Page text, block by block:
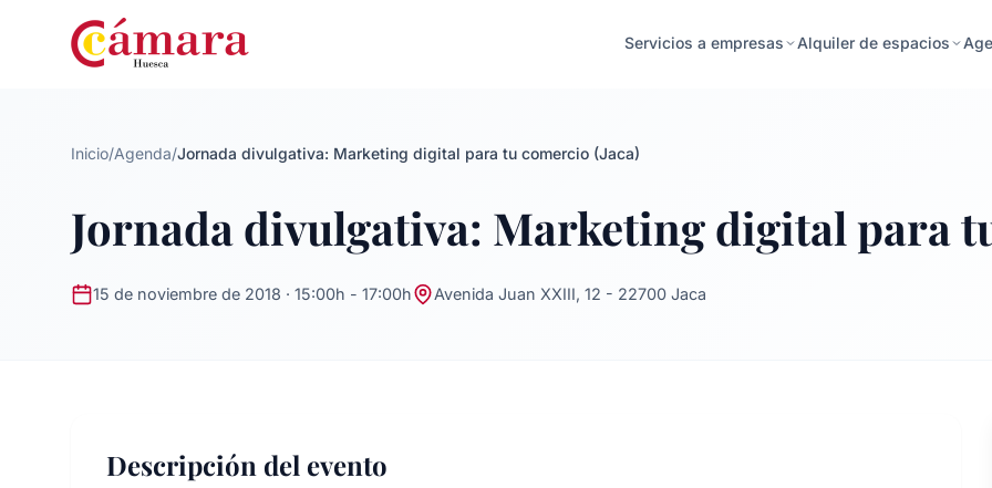
Servicios a empresas Alquiler de espacios
Inicio/Agenda/Jornada divulgativa: Marketing digital para tu comercio (Jaca)
Jornada divulgativa: Marketing digital para
15 de noviembre de 2018 · 15:00h - 17:00h Avenida Juan XXIII, 12 - 22700 Jaca
Descripción del evento